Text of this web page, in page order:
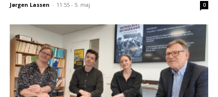
Jørgen Lassen - 11:55 - 5. maj 0